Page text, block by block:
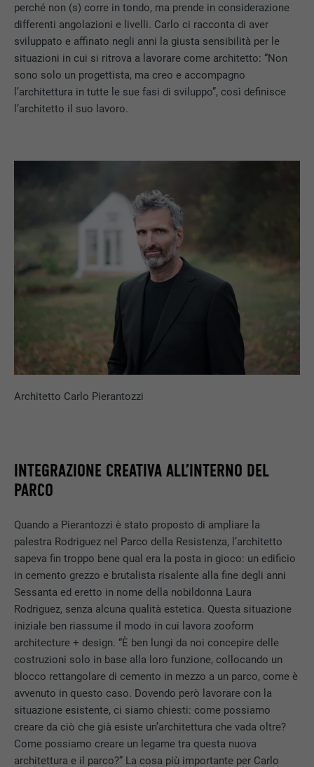
perché non (s) corre in tondo, ma prende in considerazione
differenti angolazioni e livelli. Carlo ci racconta di aver
sviluppato e affinato negli anni la giusta sensibilità per le
situazioni in cui si ritrova a lavorare come architetto: “Non
sono solo un progettista, ma creo e accompagno
l’architettura in tutte le sue fasi di sviluppo”, così definisce
l’architetto il suo lavoro.
Architetto Carlo Pierantozzi
INTEGRAZIONE CREATIVA ALL’INTERNO DEL
PARCO
Quando a Pierantozzi è stato proposto di ampliare la
palestra Rodriguez nel Parco della Resistenza, l’architetto
sapeva fin troppo bene qual era la posta in gioco: un edificio
in cemento grezzo e brutalista risalente alla fine degli anni
Sessanta ed eretto in nome della nobildonna Laura
Rodriguez, senza alcuna qualità estetica. Questa situazione
iniziale ben riassume il modo in cui lavora zooform
architecture + design. “È ben lungi da noi concepire delle
costruzioni solo in base alla loro funzione, collocando un
blocco rettangolare di cemento in mezzo a un parco, come è
avvenuto in questo caso. Dovendo però lavorare con la
situazione esistente, ci siamo chiesti: come possiamo
creare da ciò che già esiste un’architettura che vada oltre?
Come possiamo creare un legame tra questa nuova
architettura e il parco?” La cosa più importante per Carlo